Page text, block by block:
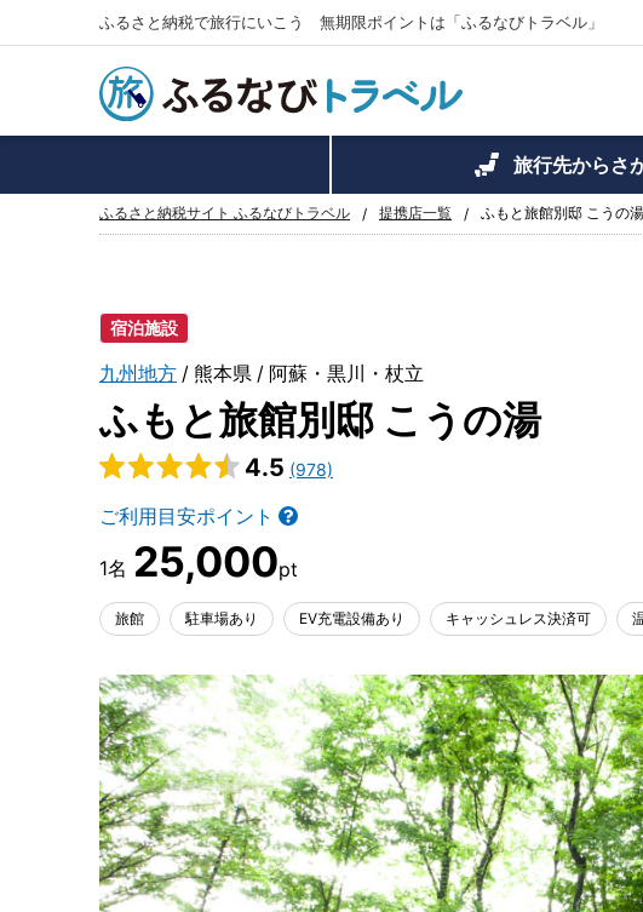
ふるさと納税で旅行にいこう 無期限ポイントは「ふるなびトラベル」
旅行先からさ
ふるさと納税サイト ふるなびトラベル 提携店一覧 ふもと旅館別邸 こうの湯
宿泊施設
九州地方 熊本県 阿蘇・黒川・杖立
ふもと旅館別邸 こうの湯
4.5 (978)
ご利用目安ポイント
25,000
旅館 駐車場あり EV充電設備あり キャッシュレス決済可